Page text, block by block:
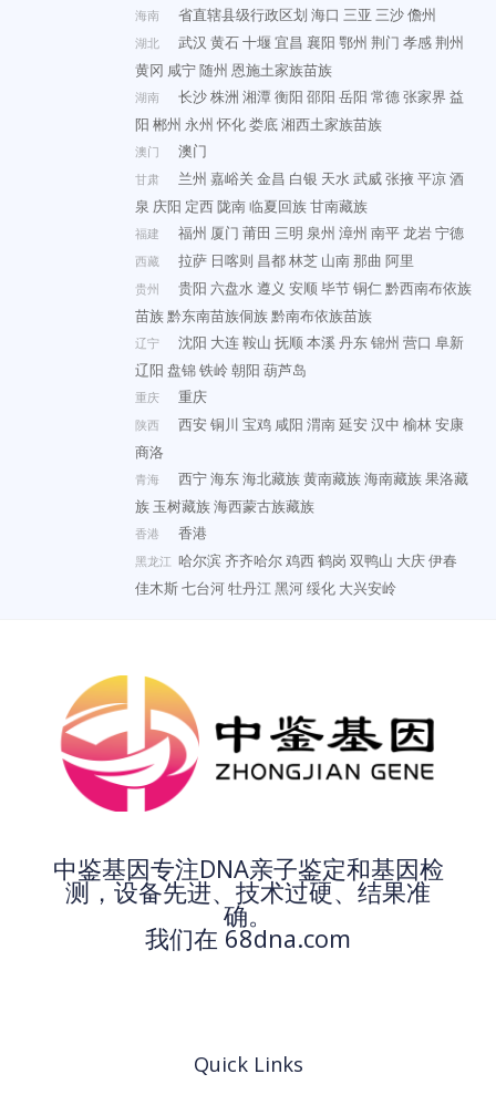
海南 省直辖县级行政区划 海口 三亚 三沙儋州
湖北 武汉 黄石十堰 宜昌 襄阳 鄂州 荆门 孝感荆州
黄冈 咸宁随州 恩施土家族苗族
湖南 长沙株洲 湘潭衡阳 邵阳 岳阳 常德张家界 益
阳 郴州 永州 怀化娄底湘西土家族苗族
澳门 澳门
甘肃 兰州 嘉峪关 金昌 白银 天水武威张掖平凉酒
泉 庆阳 定西陇南临夏回族甘南藏族
福建 福州 厦门 莆田 三明 泉州 漳州 南平龙岩宁德
西藏 拉萨 日喀则 昌都林芝 山南那曲 阿里
贵州 贵阳 六盘水遵义 安顺毕节铜仁黔西南布依族
苗族黔东南苗族侗族黔南布依族苗族
辽宁 沈阳 大连鞍山 抚顺本溪丹东锦州 营口 阜新
辽阳 盘锦铁岭朝阳 葫芦岛
重庆 重庆
陕西 西安铜川 宝鸡 咸阳 渭南延安汉中 榆林安康
商洛
青海 西宁海东海北藏族黄南藏族海南藏族果洛藏
族 玉树藏族海西蒙古族藏族
香港 香港
黑龙江 哈尔滨齐齐哈尔鸡西鹤岗 双鸭山 大庆伊春
佳木斯七台河牡丹江黑河绥化 大兴安岭
中鉴基因专注DNA亲子鉴定和基因检
测，设备先进、技术过硬、结果准
确。
我们在 68dna.com
Quick Links